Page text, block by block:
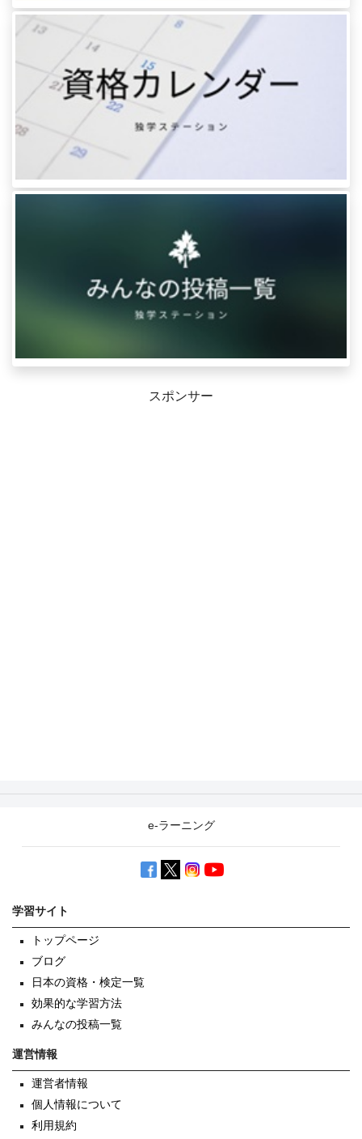
スポンサー
e-ラーニング
学習サイト
トップページ
ブログ
日本の資格・検定一覧
効果的な学習方法
みんなの投稿一覧
運営情報
運営者情報
個人情報について
利用規約